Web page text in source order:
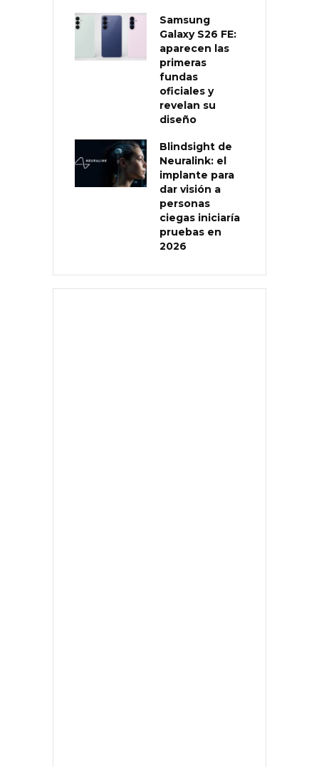
Samsung
Galaxy S26 FE:
aparecen las
primeras
fundas
oficiales y
revelan su
diseño
Blindsight de
Neuralink: el
implante para
dar visión a
personas
ciegas iniciaría
pruebas en
2026